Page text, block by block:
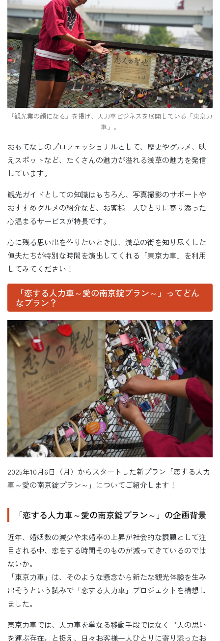
『観光業の顔になる』を掲げ、人力車ビジネスを展開している「東京力
車」。
おもてなしのプロフェッショナルとして、歴史やグルメ、映
えスポットなど、たくさんの魅力が溢れる浅草の魅力を発信
しています。
観光ガイドとしての知識はもちろん、写真撮影のサポートや
おすすめグルメの紹介など、お客様一人ひとりに寄り添った
心温まるサービスが特長です。
心に残る思い出を作りたいときは、浅草の街を知り尽くした
俥夫たちが特別な時間を演出してくれる「東京力車」を利用
してみてください！
「恋する人力車～愛の南京錠プラン～」ってどん
なプラン？
2025年10月6日（月）からスタートした新プラン「恋する人力
車～愛の南京錠プラン～」についてご紹介します！
「恋する人力車～愛の南京錠プラン～」の企画背景
近年、婚姻数の減少や未婚率の上昇が社会的な課題として注
目される中、恋をする時間そのものが減ってきているのでは
ないか。
「東京力車」は、そのような懸念から新たな観光体験を生み
出そうという試みで「恋する人力車」プロジェクトを構想し
ました。
東京力車では、人力車を単なる移動手段ではなく〝人の思い
を運ぶ存在〟と捉え、日々お客様一人ひとりに寄り添ったお